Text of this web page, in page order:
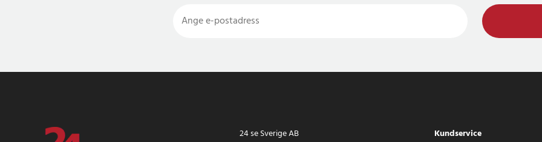
24 se Sverige AB
Kundservice